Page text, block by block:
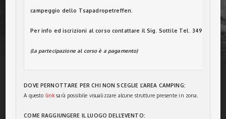
campeggio dello Tsapadropetreffen.
Per info ed iscrizioni al corso contattare il Sig. Sottile Tel. 349-
(la partecipazione al corso è a pagamento)
DOVE PERNOTTARE PER CHI NON SCEGLIE L’AREA CAMPING:
A questo link sarà possibile visualizzare alcune strutture presente in zona.
COME RAGGIUNGERE IL LUOGO DELL’EVENTO: